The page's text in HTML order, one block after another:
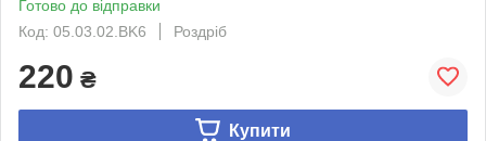
Готово до відправки
Код: 05.03.02.BK6
Роздріб
220 ₴
Купити